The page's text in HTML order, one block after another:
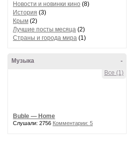
Новости и новинки кино (8)
История (3)
Крым (2)
Лучшие посты месяца (2)
Страны и города мира (1)
-
Музыка
Все (1)
Buble — Home
Слушали: 2756 Комментарии: 5